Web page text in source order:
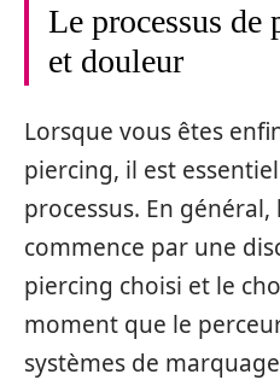
Le processus de
et douleur
Lorsque vous êtes
piercing, il est
processus. En
commence par une
piercing choisi et le
moment que le
systèmes de